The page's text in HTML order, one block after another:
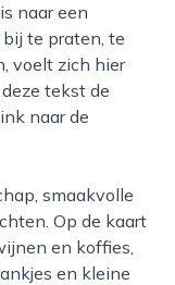
naar een
te praten, te
voelt zich hier
tekst de
naar de
Op de kaart
en koffies,
en kleine